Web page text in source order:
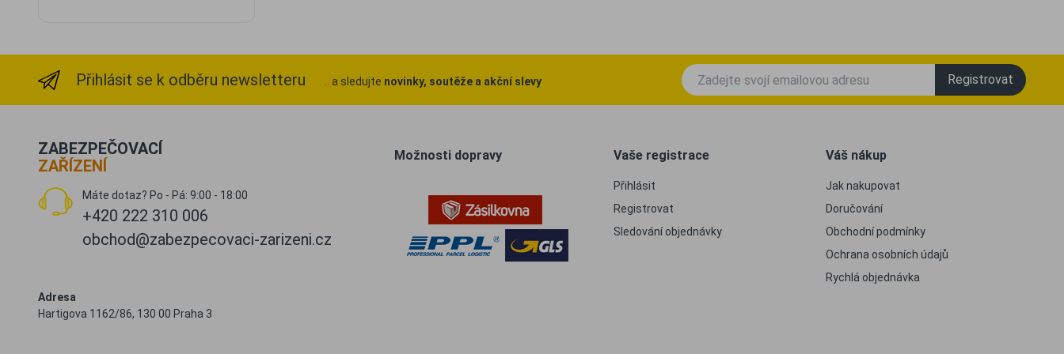
Přihlásit se k odběru newsletteru .. a sledujte novinky, soutěže a akční slevy Registrovat
ZABEZPEČOVACÍ
ZAŘÍZENÍ
Máte dotaz? Po - Pá: 9:00 - 18:00
+420 222 310 006
obchod@zabezpecovaci-zarizeni.cz
Adresa
Hartigova 1162/86, 130 00 Praha 3
Možnosti dopravy Vaše registrace
Přihlásit
Registrovat
Sledování objednávky
Váš nákup
Jak nakupovat
Doručování
Obchodní podmínky
Ochrana osobních údajů
Rychlá objednávka